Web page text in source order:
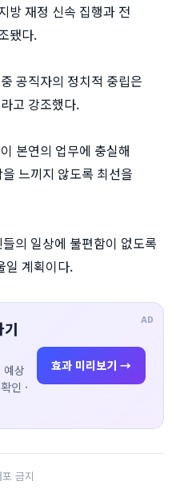
방 재정 신속 집행과 전
됐다.
공직자의 정치적 중립은
고 강조했다.
본연의 업무에 충실해
느끼지 않도록 최선을
의 일상에 불편함이 없도록
일 계획이다.
AD
예상
인 ·
효과 미리보기 →
금지